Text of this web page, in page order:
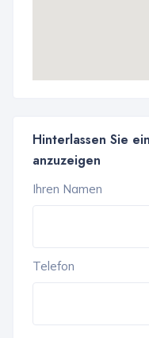
Hinterlassen Sie
anzuzeigen
Ihren Namen
Telefon